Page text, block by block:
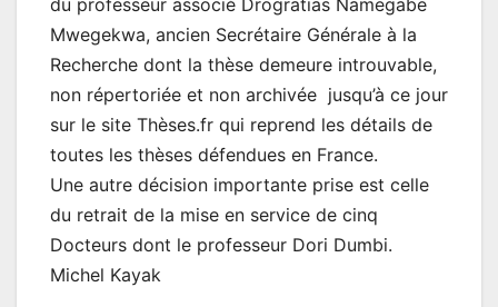
du professeur associé Drogratias Namegabe
Mwegekwa, ancien Secrétaire Générale à la
Recherche dont la thèse demeure introuvable,
non répertoriée et non archivée jusqu’à ce jour
sur le site Thèses.fr qui reprend les détails de
toutes les thèses défendues en France.
Une autre décision importante prise est celle
du retrait de la mise en service de cinq
Docteurs dont le professeur Dori Dumbi.
Michel Kayak